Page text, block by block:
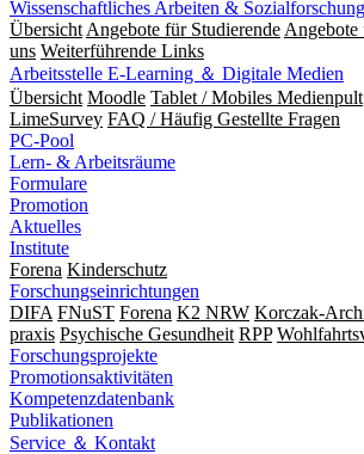
Wissenschaftliches Arbeiten &
Übersicht Angebote für Studierende Angebote
uns Weiterführende Links
Arbeitsstelle E-Learning ＆ Digitale Medien
Übersicht Moodle Tablet / Mobiles Medienpult
LimeSurvey FAQ / Häufig Gestellte Fragen
PC-Pool
Lern- & Arbeitsräume
Formulare
Promotion
Aktuelles
Institute
Forena Kinderschutz
Forschungseinrichtungen
DIFA FNuST Forena K2 NRW Korczak-
praxis Psy­chische Gesund­heit RPP
Forschungsprojekte
Promotionsaktivitäten
Kompetenzdatenbank
Publikationen
Service ＆ Kontakt